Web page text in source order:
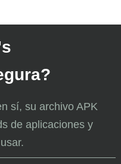
sí, su archivo APK
de aplicaciones y